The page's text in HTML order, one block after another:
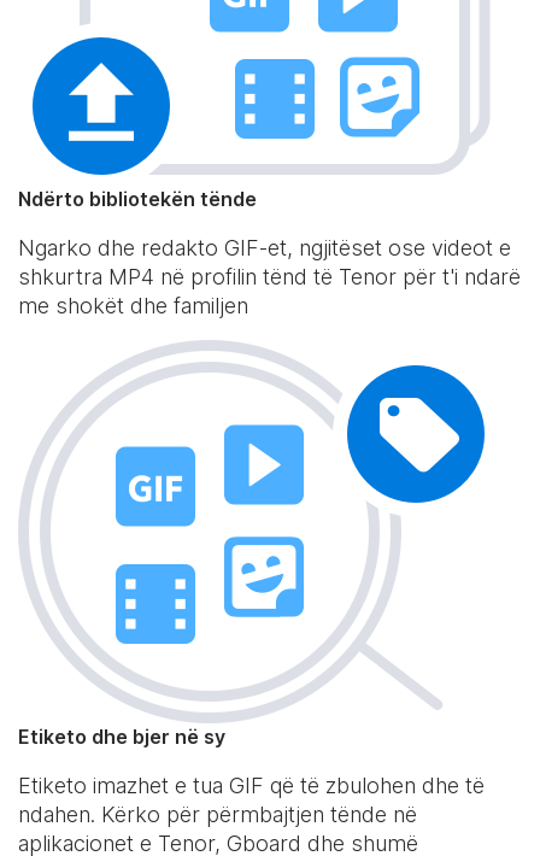
Ndërto bibliotekën tënde
Ngarko dhe redakto GIF-et, ngjitëset ose videot e
shkurtra MP4 në profilin tënd të Tenor për t'i ndarë
me shokët dhe familjen
Etiketo dhe bjer në sy
Etiketo imazhet e tua GIF që të zbulohen dhe të
ndahen. Kërko për përmbajtjen tënde në
aplikacionet e Tenor, Gboard dhe shumë